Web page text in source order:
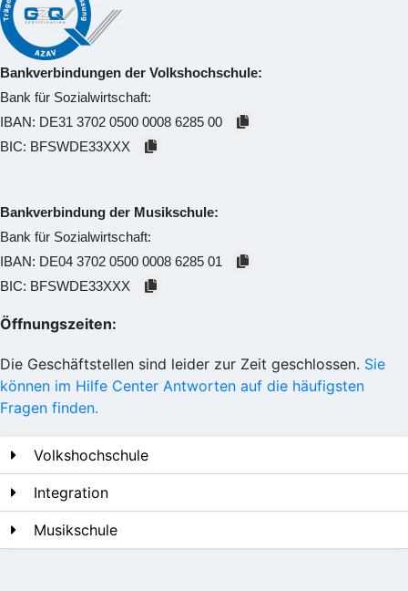
Bankverbindungen der Volkshochschule:
Bank für Sozialwirtschaft:
IBAN: DE31 3702 0500 0008 6285 00
BIC: BFSWDE33XXX
Bankverbindung der Musikschule:
Bank für Sozialwirtschaft:
IBAN: DE04 3702 0500 0008 6285 01
BIC: BFSWDE33XXX
Öffnungszeiten:
Die Geschäftstellen sind leider zur Zeit geschlossen. Sie
können im Hilfe Center Antworten auf die häufigsten
Fragen finden.
Volkshochschule
Integration
Musikschule